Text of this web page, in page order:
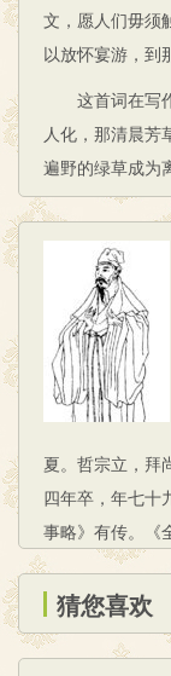
文，愿人们毋须
以放怀宴游，到
这首词在写作
人化，那清晨芳
遍野的绿草成为
夏。哲宗立，拜
四年卒，年七十
事略》有传。《
猜您喜欢